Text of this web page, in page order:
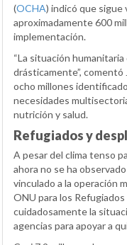
(OCHA) indicó que
aproximadamente 600
implementación.
“La situación
drásticamente”, comentó
ocho millones
necesidades
nutrición y salud.
Refugiados y
A pesar del clima tenso
ahora no se ha
vinculado a la operación
ONU para los Refugiados
cuidadosamente la
agencias para apoyar a